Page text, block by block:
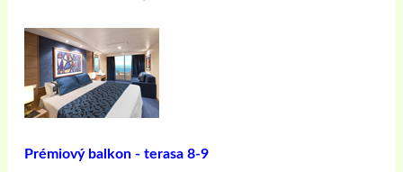
Prémiový balkon - terasa 8-9